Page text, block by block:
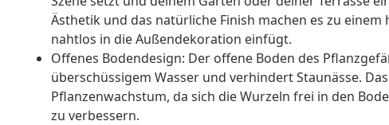
Ästhetik und das natürliche Finish machen es zu
nahtlos in die Außendekoration einfügt.
Offenes Bodendesign: Der offene Boden des
überschüssigem Wasser und verhindert Staunässe.
Pflanzenwachstum, da sich die Wurzeln frei in den
zu verbessern.